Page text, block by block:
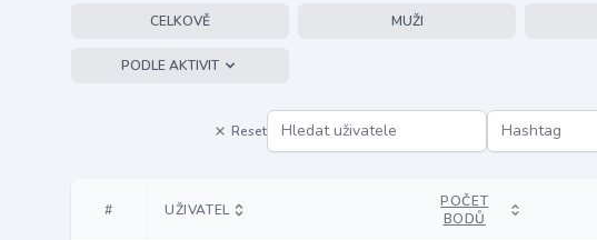
CELKOVĚ MUŽI
PODLE AKTIVIT
Reset Hashtag
# UŽIVATEL
POČET
BODŮ